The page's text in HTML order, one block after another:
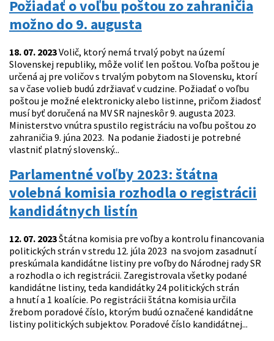
Požiadať o voľbu poštou zo zahraničia
možno do 9. augusta
18. 07. 2023Volič, ktorý nemá trvalý pobyt na území
Slovenskej republiky, môže voliť len poštou. Voľba poštou je
určená aj pre voličov s trvalým pobytom na Slovensku, ktorí
sa v čase volieb budú zdržiavať v cudzine. Požiadať o voľbu
poštou je možné elektronicky alebo listinne, pričom žiadosť
musí byť doručená na MV SR najneskôr 9. augusta 2023.
Ministerstvo vnútra spustilo registráciu na voľbu poštou zo
zahraničia 9. júna 2023. Na podanie žiadosti je potrebné
vlastniť platný slovenský...
Parlamentné voľby 2023: štátna
volebná komisia rozhodla o registrácii
kandidátnych listín
12. 07. 2023Štátna komisia pre voľby a kontrolu financovania
politických strán v stredu 12. júla 2023 na svojom zasadnutí
preskúmala kandidátne listiny pre voľby do Národnej rady SR
a rozhodla o ich registrácii. Zaregistrovala všetky podané
kandidátne listiny, teda kandidátky 24 politických strán
a hnutí a 1 koalície. Po registrácii štátna komisia určila
žrebom poradové číslo, ktorým budú označené kandidátne
listiny politických subjektov. Poradové číslo kandidátnej...